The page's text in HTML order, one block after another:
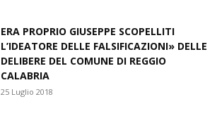
ERA PROPRIO GIUSEPPE SCOPELLITI
L’IDEATORE DELLE FALSIFICAZIONI» DELLE
DELIBERE DEL COMUNE DI REGGIO
CALABRIA
25 Luglio 2018